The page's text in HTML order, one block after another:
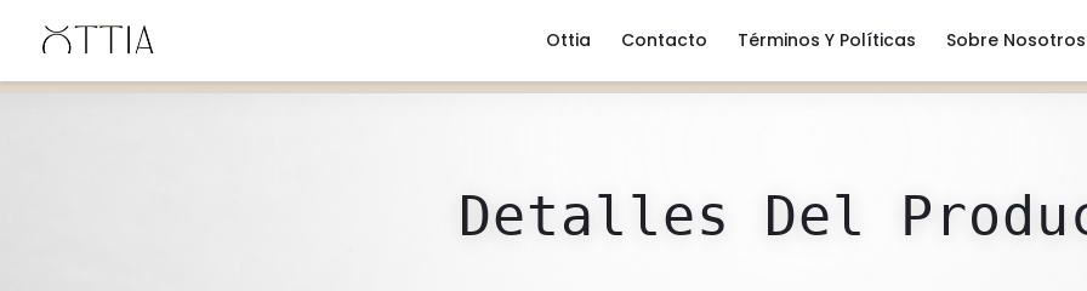
Ottia Contacto Términos Y Políticas Sobre Nosotros
Detalles Del